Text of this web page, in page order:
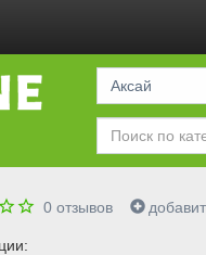
Аксай
0отзывов